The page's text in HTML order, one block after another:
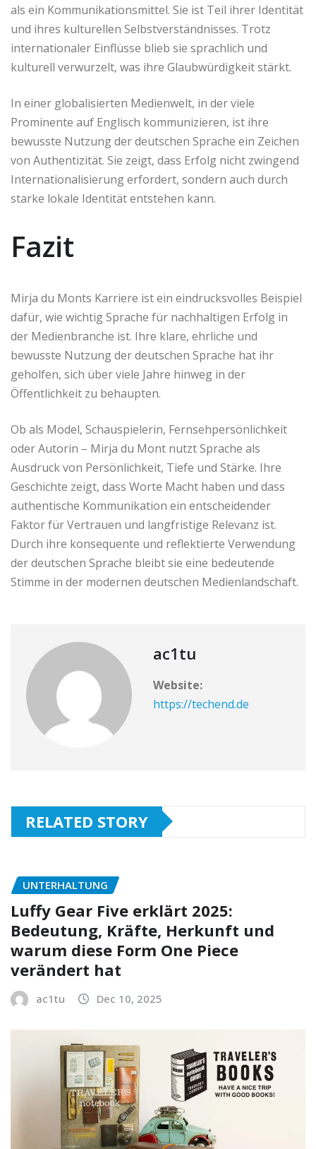
als ein Kommunikationsmittel. Sie ist Teil ihrer Identität
und ihres kulturellen Selbstverständnisses. Trotz
internationaler Einflüsse blieb sie sprachlich und
kulturell verwurzelt, was ihre Glaubwürdigkeit stärkt.
In einer globalisierten Medienwelt, in der viele
Prominente auf Englisch kommunizieren, ist ihre
bewusste Nutzung der deutschen Sprache ein Zeichen
von Authentizität. Sie zeigt, dass Erfolg nicht zwingend
Internationalisierung erfordert, sondern auch durch
starke lokale Identität entstehen kann.
Fazit
Mirja du Monts Karriere ist ein eindrucksvolles Beispiel
dafür, wie wichtig Sprache für nachhaltigen Erfolg in
der Medienbranche ist. Ihre klare, ehrliche und
bewusste Nutzung der deutschen Sprache hat ihr
geholfen, sich über viele Jahre hinweg in der
Öffentlichkeit zu behaupten.
Ob als Model, Schauspielerin, Fernsehpersönlichkeit
oder Autorin – Mirja du Mont nutzt Sprache als
Ausdruck von Persönlichkeit, Tiefe und Stärke. Ihre
Geschichte zeigt, dass Worte Macht haben und dass
authentische Kommunikation ein entscheidender
Faktor für Vertrauen und langfristige Relevanz ist.
Durch ihre konsequente und reflektierte Verwendung
der deutschen Sprache bleibt sie eine bedeutende
Stimme in der modernen deutschen Medienlandschaft.
ac1tu
Website:
https://techend.de
RELATED STORY
UNTERHALTUNG
Luffy Gear Five erklärt 2025:
Bedeutung, Kräfte, Herkunft und
warum diese Form One Piece
verändert hat
ac1tu Dec 10, 2025